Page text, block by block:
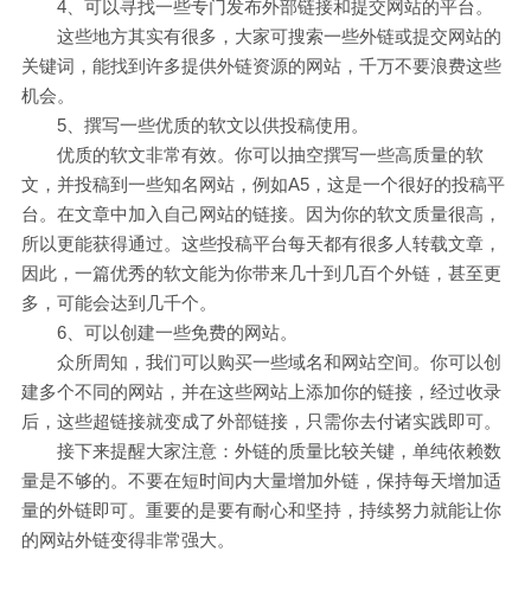
4、可以寻找一些专门发布外部链接和提交网站的平台。
这些地方其实有很多，大家可搜索一些外链或提交网站的
关键词，能找到许多提供外链资源的网站，千万不要浪费这些
机会。
5、撰写一些优质的软文以供投稿使用。
优质的软文非常有效。你可以抽空撰写一些高质量的软
文，并投稿到一些知名网站，例如A5，这是一个很好的投稿平
台。在文章中加入自己网站的链接。因为你的软文质量很高，
所以更能获得通过。这些投稿平台每天都有很多人转载文章，
因此，一篇优秀的软文能为你带来几十到几百个外链，甚至更
多，可能会达到几千个。
6、可以创建一些免费的网站。
众所周知，我们可以购买一些域名和网站空间。你可以创
建多个不同的网站，并在这些网站上添加你的链接，经过收录
后，这些超链接就变成了外部链接，只需你去付诸实践即可。
接下来提醒大家注意：外链的质量比较关键，单纯依赖数
量是不够的。不要在短时间内大量增加外链，保持每天增加适
量的外链即可。重要的是要有耐心和坚持，持续努力就能让你
的网站外链变得非常强大。